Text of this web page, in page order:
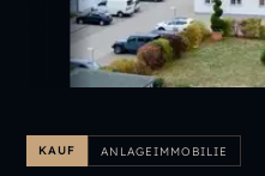
KAUF ANLAGEIMMOBILIE